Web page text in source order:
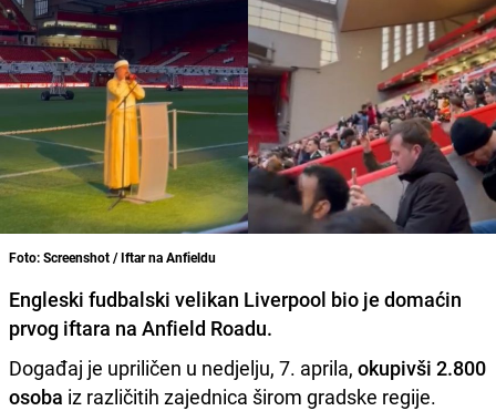
Foto: Screenshot / Iftar na Anfieldu
Engleski fudbalski velikan Liverpool bio je domaćin
prvog iftara na Anfield Roadu.
Događaj je upriličen u nedjelju, 7. aprila, okupivši 2.800
osoba iz različitih zajednica širom gradske regije.